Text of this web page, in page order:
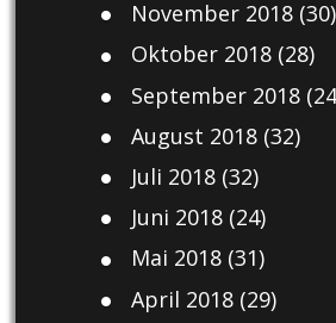
November 2018(30)
Oktober 2018(28)
September 2018
August 2018(32)
Juli 2018(32)
Juni 2018(24)
Mai 2018(31)
April 2018(29)